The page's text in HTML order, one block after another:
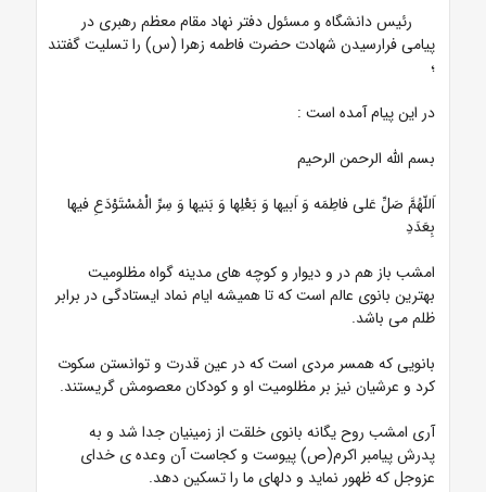
رئیس دانشگاه و مسئول دفتر نهاد مقام معظم رهبری در
پیامی فرارسیدن شهادت حضرت فاطمه زهرا (س) را تسلیت گفتند
؛
در این پیام آمده است :
بسم الله الرحمن الرحیم
اَللّهُمَّ صَلِّ عَلی فاطِمَه وَ اَبیها وَ بَعْلِها وَ بَنیها وَ سِرِّ الْمُسْتَوْدَعِ فیها
بِعَدَدِ
امشب باز هم در و دیوار و کوچه های مدینه گواه مظلومیت
بهترین بانوی عالم است که تا همیشه ایام نماد ایستادگی در برابر
ظلم می باشد.
بانویی که همسر مردی است که در عین قدرت و توانستن سکوت
کرد و عرشیان نیز بر مظلومیت او و کودکان معصومش گریستند.
آری امشب روح یگانه بانوی خلقت از زمینیان جدا شد و به
پدرش پیامبر اکرم(ص) پیوست و کجاست آن وعده ی خدای
عزوجل که ظهور نماید و دلهای ما را تسکین دهد.